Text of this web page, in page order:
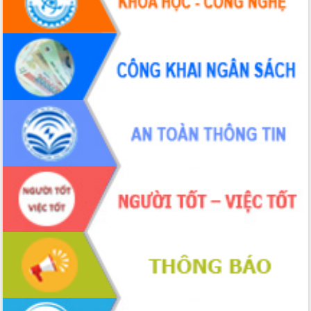
Hội thảo khoa học “Giải pháp thúc đẩy
phát triển nền kinh tế xanh tại tỉnh
Đắk Lắk”
Tăng cường giám sát, đôn đốc thực
hiện nhiệm vụ quản lý tài sản công
hàng tuần
Tháo gỡ những vướng mắc, đẩy mạnh
công tác cải cách thủ tục hành chính
tại Trung tâm Phục vụ hành chính
công tỉnh
Đắk Lắk: Tôn vinh 46 giải pháp tại Hội
thi Sáng tạo Kỹ thuật 2024 - 2025
Đắk Lắk rà soát, điều chỉnh Đề án 190
về phát triển nuôi trồng thủy sản
Phó Chủ tịch UBND tỉnh Đắk Lắk
Trương Công Thái kiểm tra thực địa
Dự án cao tốc Khánh Hòa - Buôn Ma
Thuột
Định vị cà phê Việt Nam như một “di
sản sống” trong dòng chảy toàn cầu